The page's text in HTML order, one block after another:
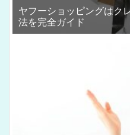
ヤフーショッピングはク
法を完全ガイド